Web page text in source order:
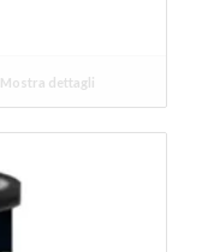
Mostra dettagli